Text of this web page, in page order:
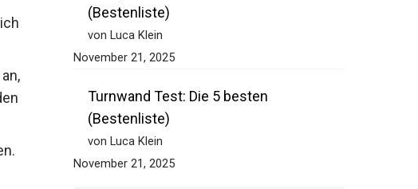
(Bestenliste)
von Luca Klein
November 21, 2025
Turnwand Test: Die 5 besten
(Bestenliste)
von Luca Klein
November 21, 2025